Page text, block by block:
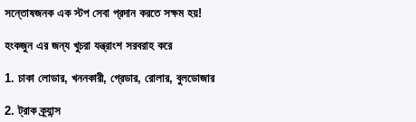
সন্তোষজনক এক স্টপ সেবা প্রদান করতে সক্ষম হয়!
হংকজুন এর জন্য খুচরা যন্ত্রাংশ সরবরাহ করে
1. চাকা লোডার, খননকারী, গ্রেডার, রোলার, বুলডোজার
2. ট্রাক ক্র্যান্স